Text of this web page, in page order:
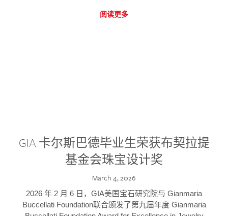
阅读更多
GIA 卡尔斯巴德毕业生荣获布契拉提
基金会珠宝设计奖
March 4, 2026
2026 年 2 月 6 日，GIA美国宝石研究院与 Gianmaria
Buccellati Foundation联合颁发了第九届年度 Gianmaria